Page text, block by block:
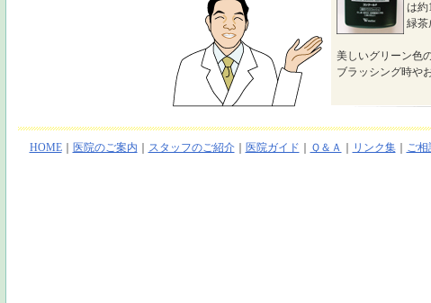
は約
緑茶
美しいグリーン色
ブラッシング時や
HOME｜ 医院のご案内 スタッフのご紹介｜ 医院ガイド Ｑ＆Ａ リンク集｜ ご相